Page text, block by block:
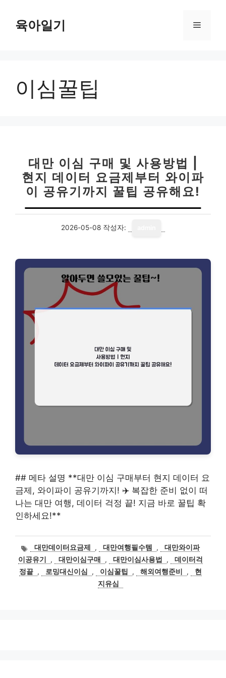
육아일기 메
이심꿀팁
대만 이심 구매 및 사용방법 |
현지 데이터 요금제부터 와이파
이 공유기까지 꿀팁 공유해요!
2026-05-08 작성자:
## 메타 설명 **대만 이심 구매부터 현지 데이터 요
금제, 와이파이 공유기까지! ✈️ 복잡한 준비 없이 떠
나는 대만 여행, 데이터 걱정 끝! 지금 바로 꿀팁 확
인하세요!**
태
그
대만데이터요금제 , 대만여행필수템 ,
대만와이파
이공유기
, 대만이심구매 , 대만이심사용법 ,
데이터걱
정끝 , 로밍대신이심 , 이심꿀팁 , 해외여행준비 ,
현
지유심